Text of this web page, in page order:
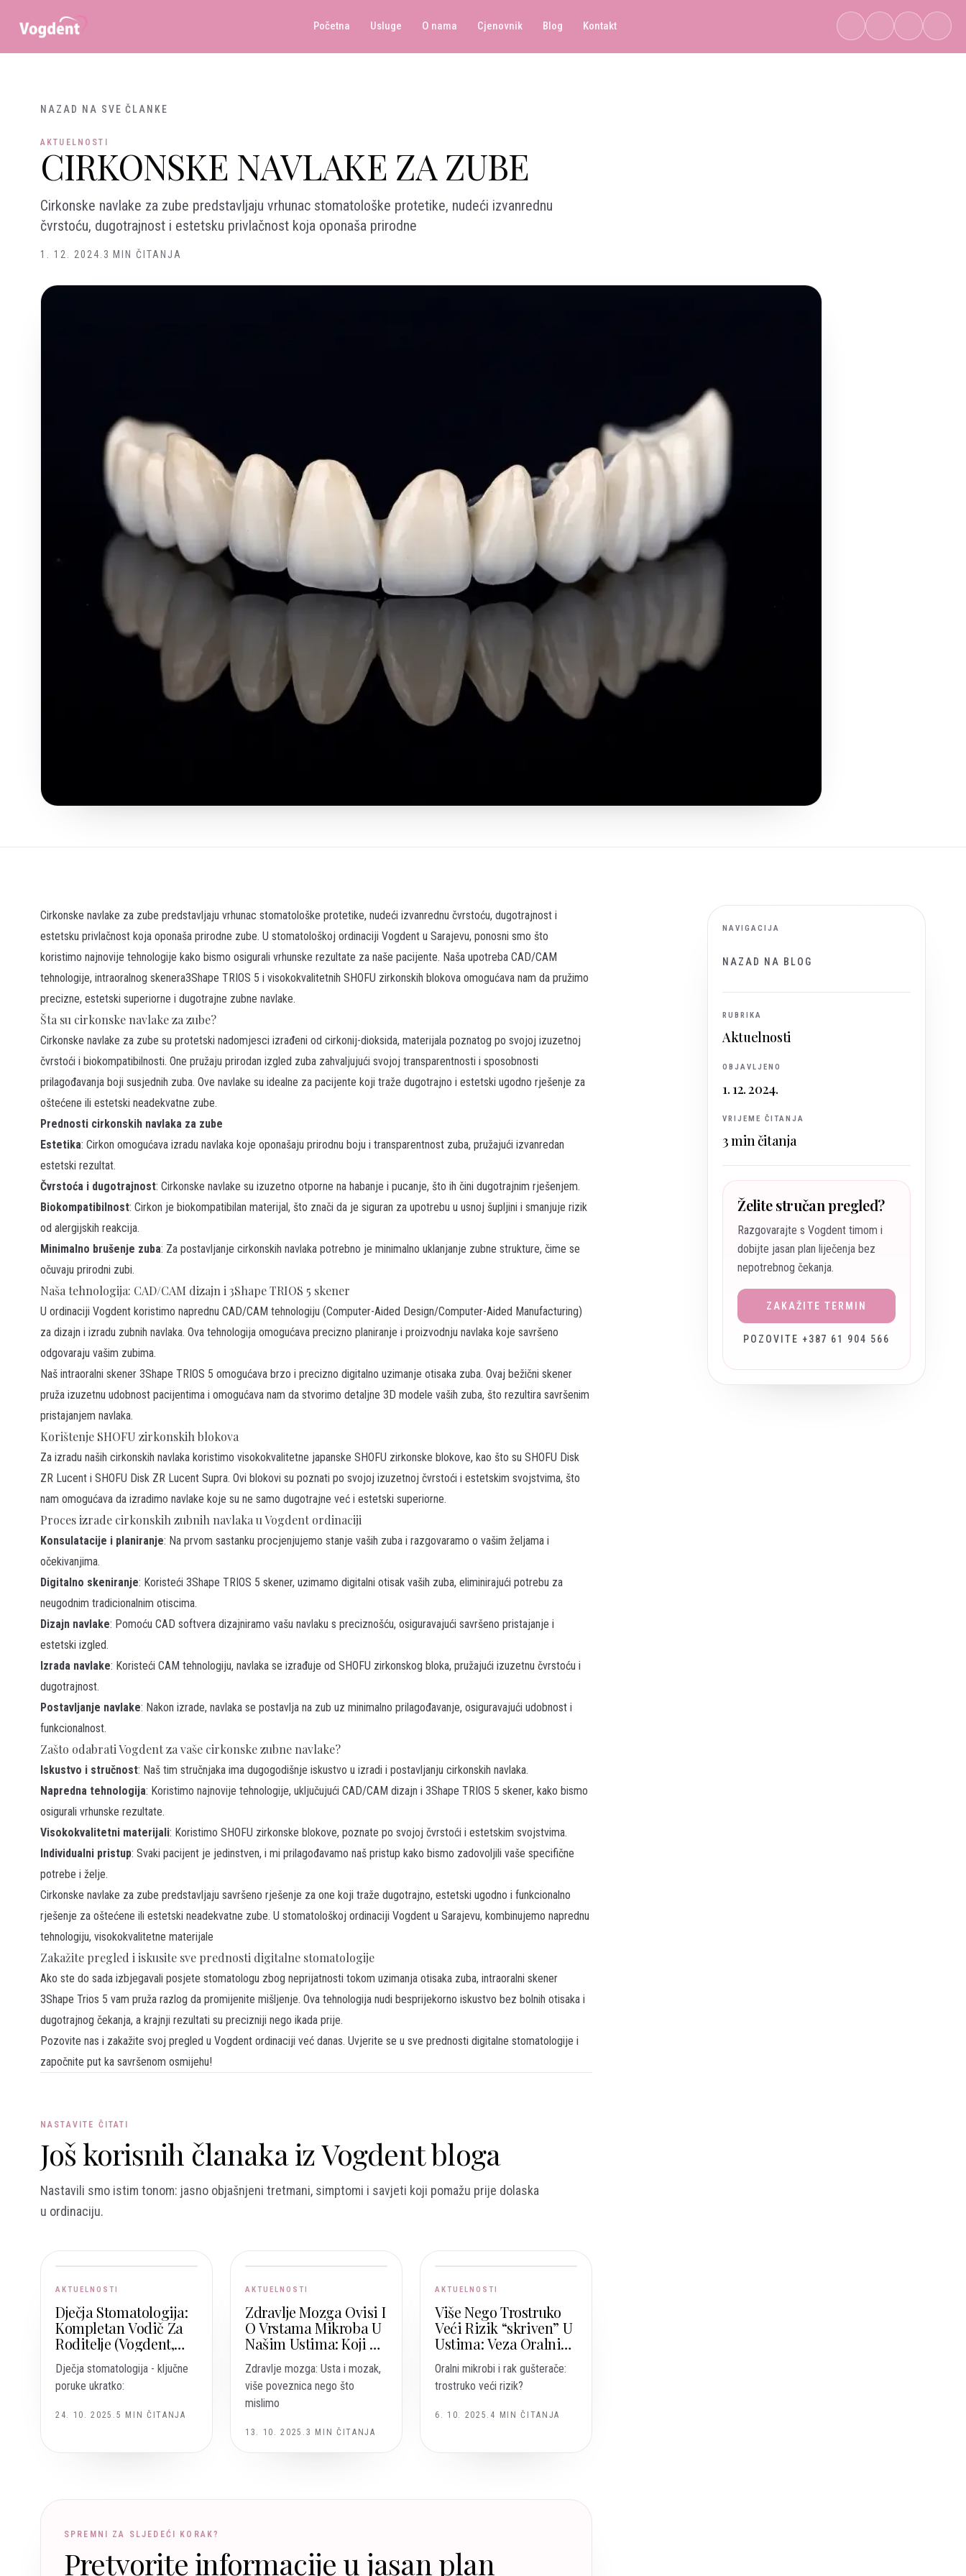
Početna Usluge O nama Cjenovnik Blog Kontakt
NAZAD NA SVE ČLANKE
AKTUELNOSTI
CIRKONSKE NAVLAKE ZA ZUBE
Cirkonske navlake za zube predstavljaju vrhunac stomatološke protetike, nudeći izvanrednu
čvrstoću, dugotrajnost i estetsku privlačnost koja oponaša prirodne
1. 12. 2024. 3 MIN ČITANJA
NAVIGACIJA
NAZAD NA BLOG
RUBRIKA
Aktuelnosti
OBJAVLJENO
1. 12. 2024.
VRIJEME ČITANJA
3min čitanja
Želite stručan pregled?
Razgovarajte s Vogdent timom i
dobijte jasan plan liječenja bez
nepotrebnog čekanja.
ZAKAŽITE TERMIN
POZOVITE +387 61 904 566
Cirkonske navlake za zube predstavljaju vrhunac stomatološke protetike, nudeći izvanrednu čvrstoću, dugotrajnost i
estetsku privlačnost koja oponaša prirodne zube. U stomatološkoj ordinaciji Vogdent u Sarajevu, ponosni smo što
koristimo najnovije tehnologije kako bismo osigurali vrhunske rezultate za naše pacijente. Naša upotreba CAD/CAM
tehnologije, intraoralnog skenera3Shape TRIOS 5 i visokokvalitetnih SHOFU zirkonskih blokova omogućava nam da pružimo
precizne, estetski superiorne i dugotrajne zubne navlake.
Šta su cirkonske navlake za zube?
Cirkonske navlake za zube su protetski nadomjesci izrađeni od cirkonij-dioksida, materijala poznatog po svojoj izuzetnoj
čvrstoći i biokompatibilnosti. One pružaju prirodan izgled zuba zahvaljujući svojoj transparentnosti i sposobnosti
prilagođavanja boji susjednih zuba. Ove navlake su idealne za pacijente koji traže dugotrajno i estetski ugodno rješenje za
oštećene ili estetski neadekvatne zube.
Prednosti cirkonskih navlaka za zube
Estetika: Cirkon omogućava izradu navlaka koje oponašaju prirodnu boju i transparentnost zuba, pružajući izvanredan
estetski rezultat.
Čvrstoća i dugotrajnost: Cirkonske navlake su izuzetno otporne na habanje i pucanje, što ih čini dugotrajnim rješenjem.
Biokompatibilnost: Cirkon je biokompatibilan materijal, što znači da je siguran za upotrebu u usnoj šupljini i smanjuje rizik
od alergijskih reakcija.
Minimalno brušenje zuba: Za postavljanje cirkonskih navlaka potrebno je minimalno uklanjanje zubne strukture, čime se
očuvaju prirodni zubi.
Naša tehnologija: CAD/CAM dizajn i 3Shape TRIOS 5 skener
U ordinaciji Vogdent koristimo naprednu CAD/CAM tehnologiju (Computer-Aided Design/Computer-Aided Manufacturing)
za dizajn i izradu zubnih navlaka. Ova tehnologija omogućava precizno planiranje i proizvodnju navlaka koje savršeno
odgovaraju vašim zubima.
Naš intraoralni skener 3Shape TRIOS 5 omogućava brzo i precizno digitalno uzimanje otisaka zuba. Ovaj bežični skener
pruža izuzetnu udobnost pacijentima i omogućava nam da stvorimo detaljne 3D modele vaših zuba, što rezultira savršenim
pristajanjem navlaka.
Korištenje SHOFU zirkonskih blokova
Za izradu naših cirkonskih navlaka koristimo visokokvalitetne japanske SHOFU zirkonske blokove, kao što su SHOFU Disk
ZR Lucent i SHOFU Disk ZR Lucent Supra. Ovi blokovi su poznati po svojoj izuzetnoj čvrstoći i estetskim svojstvima, što
nam omogućava da izradimo navlake koje su ne samo dugotrajne već i estetski superiorne.
Proces izrade cirkonskih zubnih navlaka u Vogdent ordinaciji
Konsulatacije i planiranje: Na prvom sastanku procjenjujemo stanje vaših zuba i razgovaramo o vašim željama i
očekivanjima.
Digitalno skeniranje: Koristeći 3Shape TRIOS 5 skener, uzimamo digitalni otisak vaših zuba, eliminirajući potrebu za
neugodnim tradicionalnim otiscima.
Dizajn navlake: Pomoću CAD softvera dizajniramo vašu navlaku s preciznošću, osiguravajući savršeno pristajanje i
estetski izgled.
Izrada navlake: Koristeći CAM tehnologiju, navlaka se izrađuje od SHOFU zirkonskog bloka, pružajući izuzetnu čvrstoću i
dugotrajnost.
Postavljanje navlake: Nakon izrade, navlaka se postavlja na zub uz minimalno prilagođavanje, osiguravajući udobnost i
funkcionalnost.
Zašto odabrati Vogdent za vaše cirkonske zubne navlake?
Iskustvo i stručnost: Naš tim stručnjaka ima dugogodišnje iskustvo u izradi i postavljanju cirkonskih navlaka.
Napredna tehnologija: Koristimo najnovije tehnologije, uključujući CAD/CAM dizajn i 3Shape TRIOS 5 skener, kako bismo
osigurali vrhunske rezultate.
Visokokvalitetni materijali: Koristimo SHOFU zirkonske blokove, poznate po svojoj čvrstoći i estetskim svojstvima.
Individualni pristup: Svaki pacijent je jedinstven, i mi prilagođavamo naš pristup kako bismo zadovoljili vaše specifične
potrebe i želje.
Cirkonske navlake za zube predstavljaju savršeno rješenje za one koji traže dugotrajno, estetski ugodno i funkcionalno
rješenje za oštećene ili estetski neadekvatne zube. U stomatološkoj ordinaciji Vogdent u Sarajevu, kombinujemo naprednu
tehnologiju, visokokvalitetne materijale
Zakažite pregled i iskusite sve prednosti digitalne stomatologije
Ako ste do sada izbjegavali posjete stomatologu zbog neprijatnosti tokom uzimanja otisaka zuba, intraoralni skener
3Shape Trios 5 vam pruža razlog da promijenite mišljenje. Ova tehnologija nudi besprijekorno iskustvo bez bolnih otisaka i
dugotrajnog čekanja, a krajnji rezultati su precizniji nego ikada prije.
Pozovite nas i zakažite svoj pregled u Vogdent ordinaciji već danas. Uvjerite se u sve prednosti digitalne stomatologije i
započnite put ka savršenom osmijehu!
NASTAVITE ČITATI
Još korisnih članaka iz Vogdent bloga
Nastavili smo istim tonom: jasno objašnjeni tretmani, simptomi i savjeti koji pomažu prije dolaska
u ordinaciju.
AKTUELNOSTI
Dječja Stomatologija:
Kompletan Vodič Za
Roditelje (Vogdent,
Sarajevo – Vogošća)
Dječja stomatologija - ključne
poruke ukratko:
24. 10. 2025. 5 MIN ČITANJA
AKTUELNOSTI
Zdravlje Mozga Ovisi I
O Vrstama Mikroba U
Našim Ustima: Koji Su
Korisni, A Koji
Rizični?
Zdravlje mozga: Usta i mozak,
više poveznica nego što
mislimo
13. 10. 2025. 3 MIN ČITANJA
AKTUELNOSTI
Više Nego Trostruko
Veći Rizik “skriven” U
Ustima: Veza Oralnih
Mikroba I Raka
Gušterače
Oralni mikrobi i rak gušterače:
trostruko veći rizik?
6. 10. 2025. 4 MIN ČITANJA
SPREMNI ZA SLJEDEĆI KORAK?
Pretvorite informacije u jasan plan